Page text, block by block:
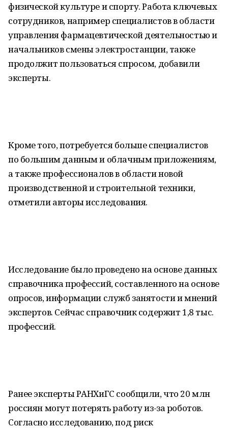
физической культуре и спорту. Работа ключевых
сотрудников, например специалистов в области
управления фармацевтической деятельностью и
начальников смены электростанции, также
продолжит пользоваться спросом, добавили
эксперты.
Кроме того, потребуется больше специалистов
по большим данным и облачным приложениям,
а также профессионалов в области новой
производственной и строительной техники,
отметили авторы исследования.
Исследование было проведено на основе данных
справочника профессий, составленного на основе
опросов, информации служб занятости и мнений
экспертов. Сейчас справочник содержит 1,8 тыс.
профессий.
Ранее эксперты РАНХиГС сообщили, что 20 млн
россиян могут потерять работу из-за роботов.
Согласно исследованию, под риск